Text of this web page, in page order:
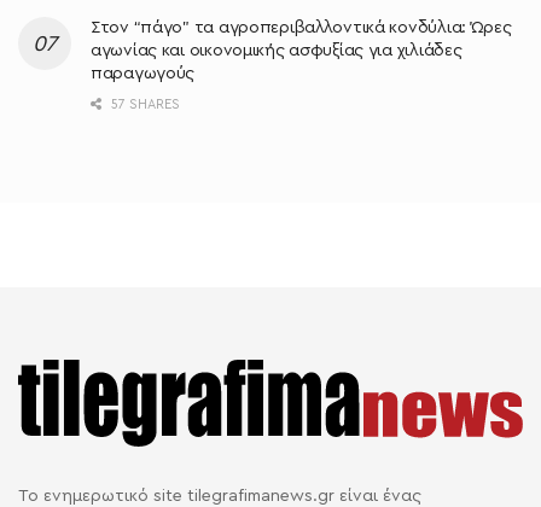
Στον “πάγο” τα αγροπεριβαλλοντικά κονδύλια: Ώρες
αγωνίας και οικονομικής ασφυξίας για χιλιάδες
παραγωγούς
57 SHARES
Το ενημερωτικό site tilegrafimanews.gr είναι ένας